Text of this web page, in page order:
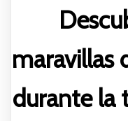
maravillas
durante la